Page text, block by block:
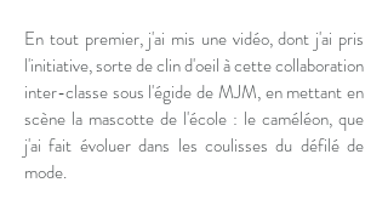
En tout premier, j'ai mis une vidéo, dont j'ai pris
l'initiative, sorte de clin d'oeil à cette collaboration
inter-classe sous l'égide de MJM, en mettant en
scène la mascotte de l'école : le caméléon, que
j'ai fait évoluer dans les coulisses du défilé de
mode.